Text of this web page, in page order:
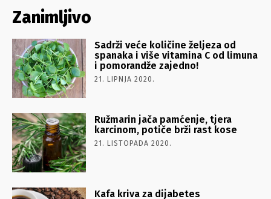
Zanimljivo
Sadrži veće količine željeza od
spanaka i više vitamina C od limuna
i pomorandže zajedno!
21. LIPNJA 2020.
Ružmarin jača pamćenje, tjera
karcinom, potiče brži rast kose
21. LISTOPADA 2020.
Kafa kriva za dijabetes